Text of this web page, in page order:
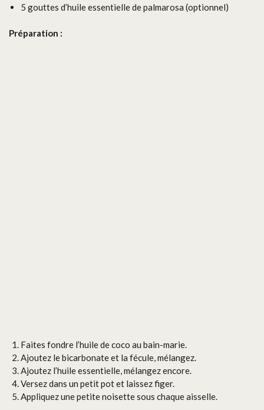
5 gouttes d’huile essentielle de palmarosa (optionnel)
Préparation :
Faites fondre l’huile de coco au bain-marie.
Ajoutez le bicarbonate et la fécule, mélangez.
Ajoutez l’huile essentielle, mélangez encore.
Versez dans un petit pot et laissez figer.
Appliquez une petite noisette sous chaque aisselle.